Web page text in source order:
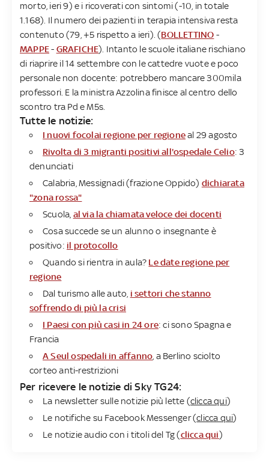
morto, ieri 9) e i ricoverati con sintomi (-10, in totale
1.168). Il numero dei pazienti in terapia intensiva resta
contenuto (79, +5 rispetto a ieri). (BOLLETTINO -
MAPPE- GRAFICHE). Intanto le scuole italiane rischiano
di riaprire il 14 settembre con le cattedre vuote e poco
personale non docente: potrebbero mancare 300mila
professori. E la ministra Azzolina finisce al centro dello
scontro tra Pd e M5s.
Tutte le notizie:
I nuovi focolai regione per regioneal 29 agosto
Rivolta di 3 migranti positivi all'ospedale Celio: 3
denunciati
Calabria, Messignadi (frazione Oppido) dichiarata
"zona rossa"
Scuola, al via la chiamata veloce dei docenti
Cosa succede se un alunno o insegnante è
positivo: il protocollo
Quando si rientra in aula? Le date regione per
regione
Dal turismo alle auto, i settori che stanno
soffrendo di più la crisi
I Paesi con più casi in 24 ore: ci sono Spagna e
Francia
A Seul ospedali in affanno , a Berlino sciolto
corteo anti-restrizioni
Per ricevere le notizie di Sky TG24:
La newsletter sulle notizie più lette (clicca qui)
Le notifiche su Facebook Messenger (clicca qui)
Le notizie audio con i titoli del Tg (clicca qui)